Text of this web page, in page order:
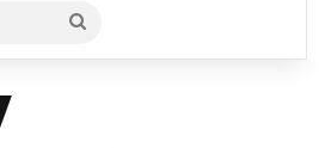
Search
for